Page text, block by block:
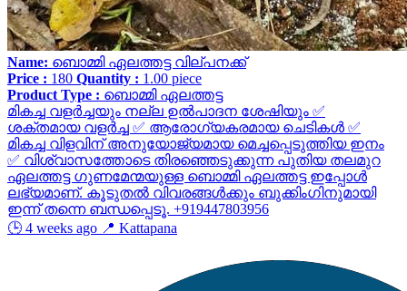
Name: ബൊമ്മി ഏലത്തട്ട വില്പനക്ക്
Price : 180 Quantity : 1.00 piece
Product Type : ബൊമ്മി ഏലത്തട്ട
മികച്ച വളർച്ചയും നല്ല ഉൽപാദന ശേഷിയും ✅
ശക്തമായ വളർച്ച ✅ ആരോഗ്യകരമായ ചെടികൾ ✅
മികച്ച വിളവിന് അനുയോജ്യമായ മെച്ചപ്പെടുത്തിയ ഇനം
✅ വിശ്വാസത്തോടെ തിരഞ്ഞെടുക്കുന്ന പുതിയ തലമുറ
ഏലത്തട്ട ഗുണമേന്മയുള്ള ബൊമ്മി ഏലത്തട്ട ഇപ്പോൾ
ലഭ്യമാണ്. കൂടുതൽ വിവരങ്ങൾക്കും ബുക്കിംഗിനുമായി
ഇന്ന് തന്നെ ബന്ധപ്പെടൂ. +919447803956
🕒 4 weeks ago 📍 Kattapana